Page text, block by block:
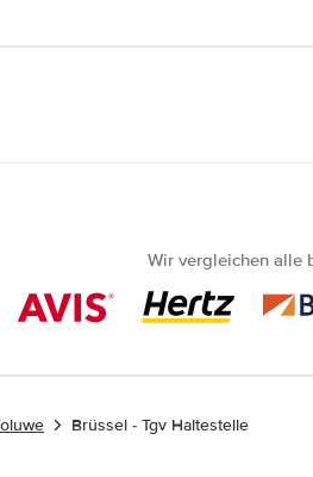
Wir vergleichen alle
Brüssel - Tgv Haltestelle